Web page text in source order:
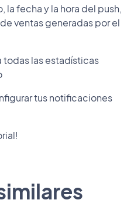
la fecha y la hora del push,
ventas generadas por el
las estadísticas
tus notificaciones